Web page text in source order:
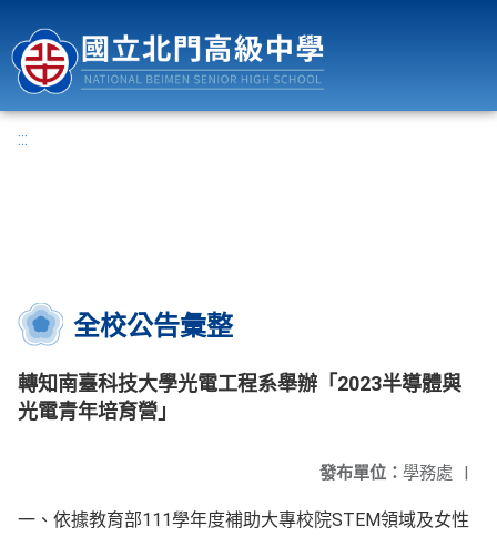
:::
全校公告彙整
轉知南臺科技大學光電工程系舉辦「2023半導體與
光電青年培育營」
發布單位： 學務處 |
一、依據教育部111學年度補助大專校院STEM領域及女性